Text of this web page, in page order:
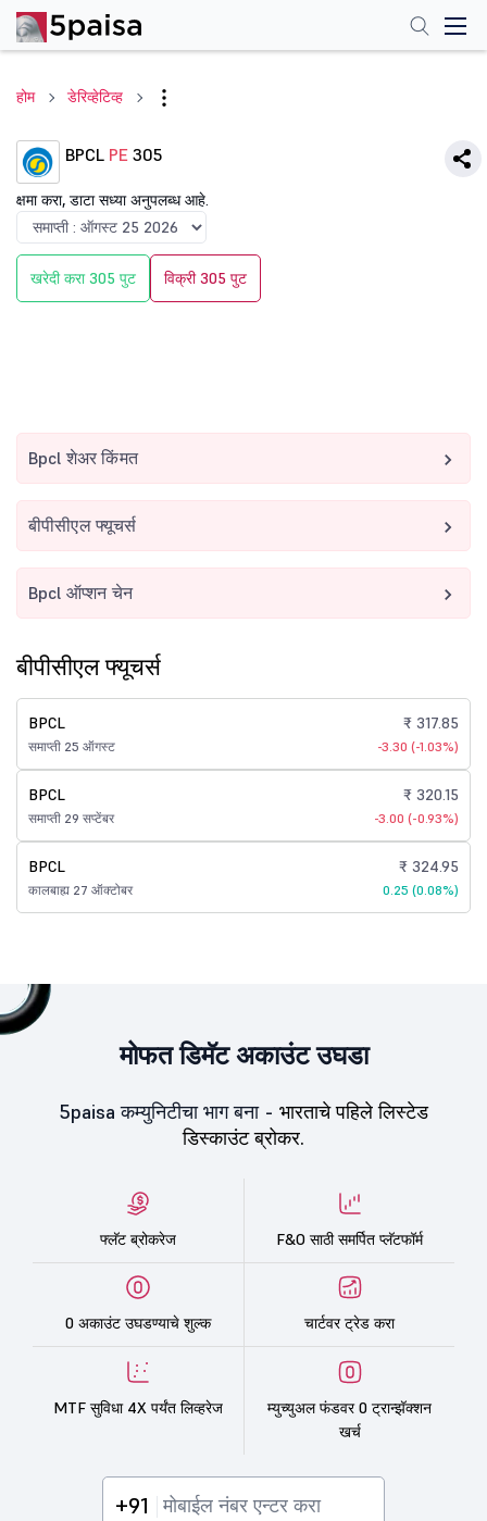
होम डेरिव्हेटिव्ह
BPCL PE 305
क्षमा करा, डाटा सध्या अनुपलब्ध आहे.
खरेदी करा 305 पुट विक्री 305 पुट
Bpcl शेअर किंमत
बीपीसीएल फ्यूचर्स
Bpcl ऑप्शन चेन
बीपीसीएल फ्यूचर्स
BPCL
समाप्ती 25 ऑगस्ट
₹ 317.85
-3.30 (-1.03%)
BPCL
समाप्ती 29 सप्टेंबर
₹ 320.15
-3.00 (-0.93%)
BPCL
कालबाह्य 27 ऑक्टोबर
₹ 324.95
0.25 (0.08%)
मोफत डिमॅट अकाउंट उघडा
5paisa कम्युनिटीचा भाग बना - भारताचे पहिले लिस्टेड
डिस्काउंट ब्रोकर.
फ्लॅट ब्रोकरेज F&O साठी समर्पित प्लॅटफॉर्म
0 अकाउंट उघडण्याचे शुल्क चार्टवर ट्रेड करा
MTF सुविधा 4X पर्यंत लिव्हरेज
म्युच्युअल फंडवर 0 ट्रान्झॅक्शन
खर्च
+91